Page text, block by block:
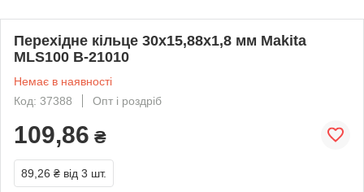
Перехідне кільце 30x15,88x1,8 мм Makita
MLS100 B-21010
Немає в наявності
Код: 37388
Опт і роздріб
109,86 ₴
89,26 ₴ від 3 шт.